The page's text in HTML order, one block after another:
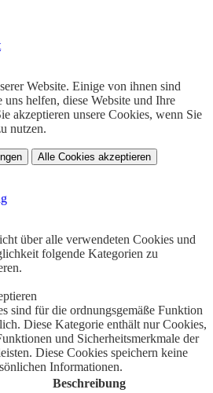
Website. Einige von ihnen sind
helfen, diese Website und Ihre
akzeptieren unsere Cookies, wenn Sie
nutzen.
Alle Cookies akzeptieren
über alle verwendeten Cookies und
folgende Kategorien zu
sind für die ordnungsgemäße Funktion
Diese Kategorie enthält nur Cookies,
und Sicherheitsmerkmale der
Diese Cookies speichern keine
Informationen.
Beschreibung